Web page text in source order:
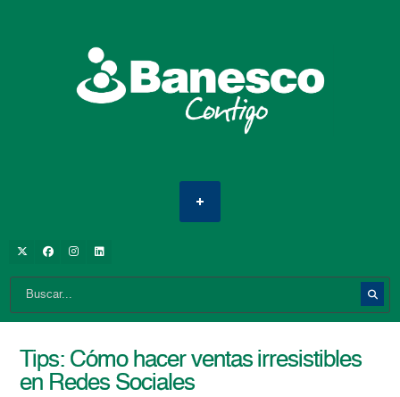
Tips: Cómo hacer ventas irresistibles
en Redes Sociales